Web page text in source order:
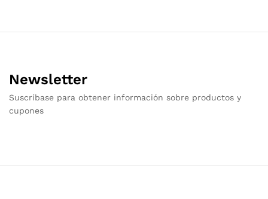
Newsletter
Suscríbase para obtener información sobre productos y
cupones